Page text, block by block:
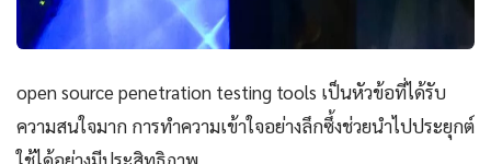
open source penetration testing tools เป็นหัวข้อที่ได้รับ
ความสนใจมาก การทำความเข้าใจอย่างลึกซึ้งช่วยนำไปประยุกต์